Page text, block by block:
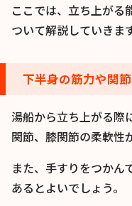
ここでは、立ち上がる
ついて解説していきます
下半身の筋力や関
湯船から立ち上がる際
関節、膝関節の柔軟性
また、手すりをつかん
あるとよいでしょう。